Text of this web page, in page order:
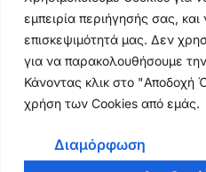
εμπειρία περιήγησής σας,
επισκεψιμότητά μας. Δεν
για να παρακολουθήσουμε
Κάνοντας κλικ στο "Αποδοχή
χρήση των Cookies από εμάς.
Διαμόρφωση